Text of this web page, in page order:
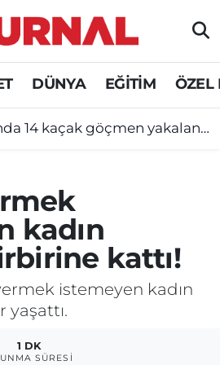
DÜNYA EĞİTİM ÖZEL
14 kaçak göçmen yakalandı
kadın
kattı!
istemeyen kadın
yaşattı.
1 DK
SÜRESI
Durumu ve Fikstür